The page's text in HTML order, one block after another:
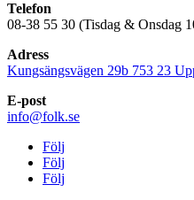
Telefon
08-38 55 30 (Tisdag & Onsdag
Adress
Kungsängsvägen 29b 753 23
E-post
info@folk.se
Följ
Följ
Följ